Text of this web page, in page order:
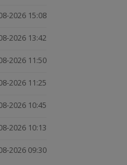
2026 15:08
2026 13:42
2026 11:50
2026 11:25
2026 10:45
2026 10:13
2026 09:30